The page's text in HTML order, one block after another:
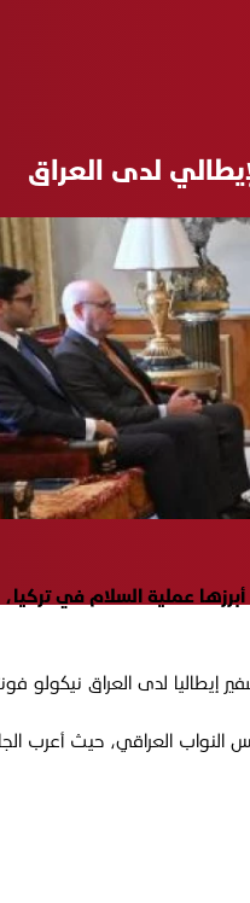
لدى العراق
له، عدة ملفات، أبرزها عملية السلام في
النواب العراقي، حيث أعرب